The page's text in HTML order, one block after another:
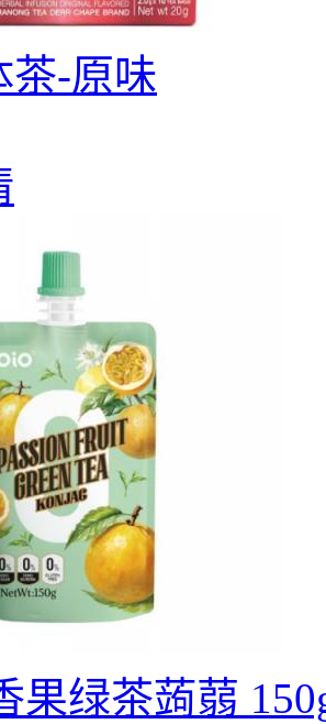
茶-原味
果绿茶蒟蒻